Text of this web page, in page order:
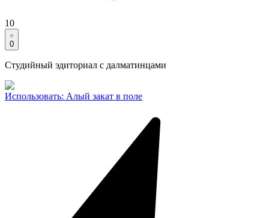
10
0
Студийный эдиториал с далматинцами
Использовать: Алый закат в поле